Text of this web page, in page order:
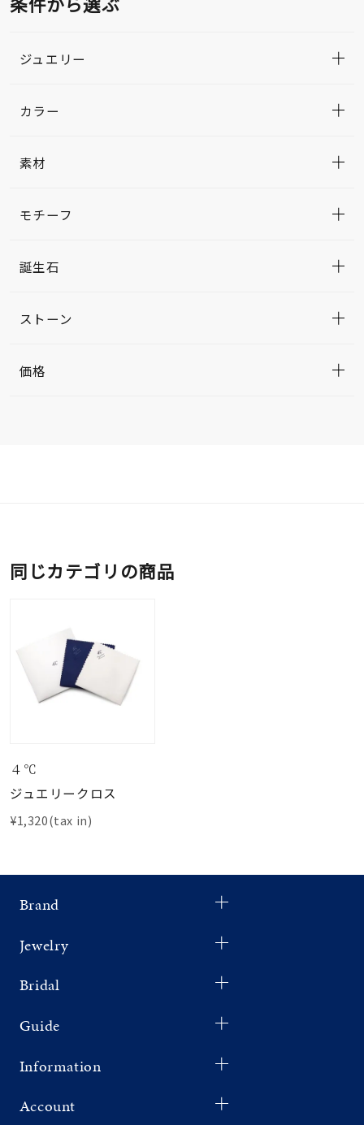
ジュエリー
カラー
素材
モチーフ
誕生石
ストーン
価格
同じカテゴリの商品
４℃
ジュエリークロス
¥1,320(tax in)
Brand
Jewelry
Bridal
Guide
Information
Account